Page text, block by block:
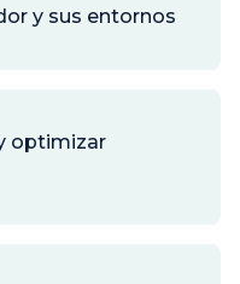
y sus entornos
optimizar